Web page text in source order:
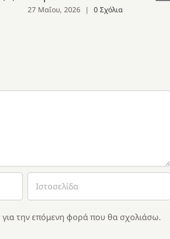
27 Μαΐου, 2026 | 0 Σχόλια
την επόμενη φορά που θα σχολιάσω.